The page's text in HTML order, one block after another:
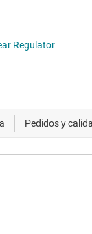
Regulator